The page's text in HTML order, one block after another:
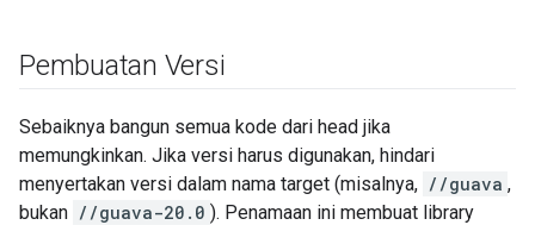
Pembuatan Versi
Sebaiknya bangun semua kode dari head jika
memungkinkan. Jika versi harus digunakan, hindari
menyertakan versi dalam nama target (misalnya, //guava ,
bukan //guava-20.0 ). Penamaan ini membuat library